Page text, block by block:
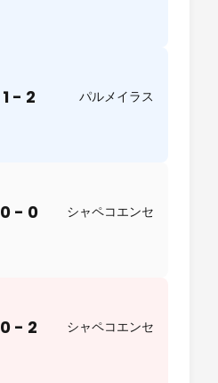
1 - 2 パルメイラス
0 - 0 シャペコエンセ
0 - 2 シャペコエンセ